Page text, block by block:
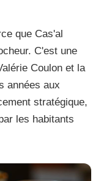
que Cas'al
C'est une
Coulon et la
années aux
stratégique,
les habitants